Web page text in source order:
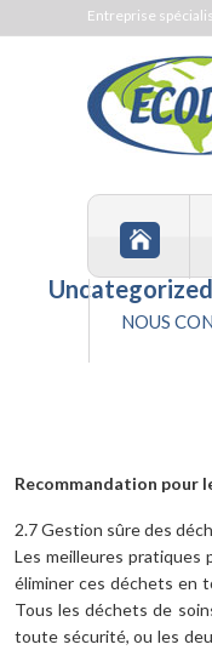
navigation
contenu
Entreprise
NOUS
Uncategorized
Recommandation pour
2.7 Gestion sûre des
Les meilleures
éliminer ces déchets en
Tous les déchets de
toute sécurité, ou les